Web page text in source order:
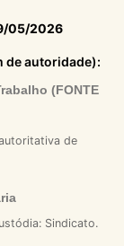
05/2026
de autoridade):
(FONTE
de
Sindicato.